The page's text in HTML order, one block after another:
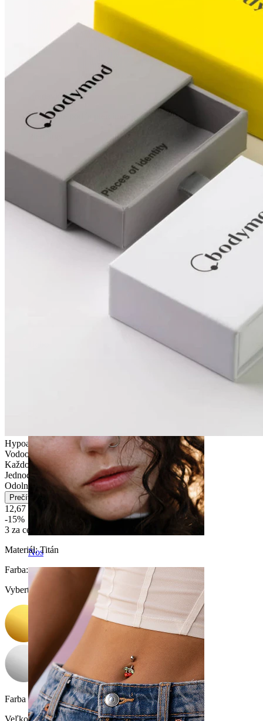
Bradavka
Nakupujte podľa piercingu
Nos
Hypoalergénne
Vodoodolné
Každodenné nosenie
Jednoduché
Odolné
Prečítajte si viac
12,67 €
-15%
3 za cenu 2
Materiál:Titán
Farba:
Vyberte Farba
Farba kamienka:Priesvitná
Veľkosť guličky: